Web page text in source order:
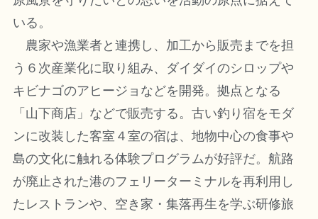
いる。
農家や漁業者と連携し、加工から販売までを担
う６次産業化に取り組み、ダイダイのシロップや
キビナゴのアヒージョなどを開発。拠点となる
「山下商店」などで販売する。古い釣り宿をモダ
ンに改装した客室４室の宿は、地物中心の食事や
島の文化に触れる体験プログラムが好評だ。航路
が廃止された港のフェリーターミナルを再利用し
たレストランや、空き家・集落再生を学ぶ研修旅